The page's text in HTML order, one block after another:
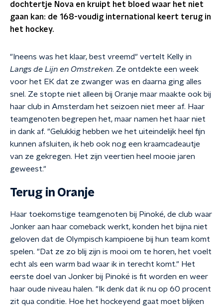
dochtertje Nova en kruipt het bloed waar het niet
gaan kan: de 168-voudig international keert terug in
het hockey.
"Ineens was het klaar, best vreemd" vertelt Kelly in
Langs de Lijn en Omstreken. Ze ontdekte een week
voor het EK dat ze zwanger was en daarna ging alles
snel. Ze stopte niet alleen bij Oranje maar maakte ook bij
haar club in Amsterdam het seizoen niet meer af. Haar
teamgenoten begrepen het, maar namen het haar niet
in dank af. "Gelukkig hebben we het uiteindelijk heel fijn
kunnen afsluiten, ik heb ook nog een kraamcadeautje
van ze gekregen. Het zijn veertien heel mooie jaren
geweest."
Terug in Oranje
Haar toekomstige teamgenoten bij Pinoké, de club waar
Jonker aan haar comeback werkt, konden het bijna niet
geloven dat de Olympisch kampioene bij hun team komt
spelen. "Dat ze zo blij zijn is mooi om te horen, het voelt
echt als een warm bad waar ik in terecht komt." Het
eerste doel van Jonker bij Pinoké is fit worden en weer
haar oude niveau halen. "Ik denk dat ik nu op 60 procent
zit qua conditie. Hoe het hockeyend gaat moet blijken